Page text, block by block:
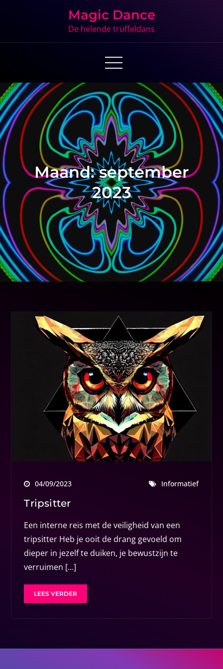
Magic Dance
De helende truffeldans
Maand:september
2023
04/09/2023 Informatief
Tripsitter
Een interne reis met de veiligheid van een
tripsitter Heb je ooit de drang gevoeld om
dieper in jezelf te duiken, je bewustzijn te
verruimen […]
LEES VERDER